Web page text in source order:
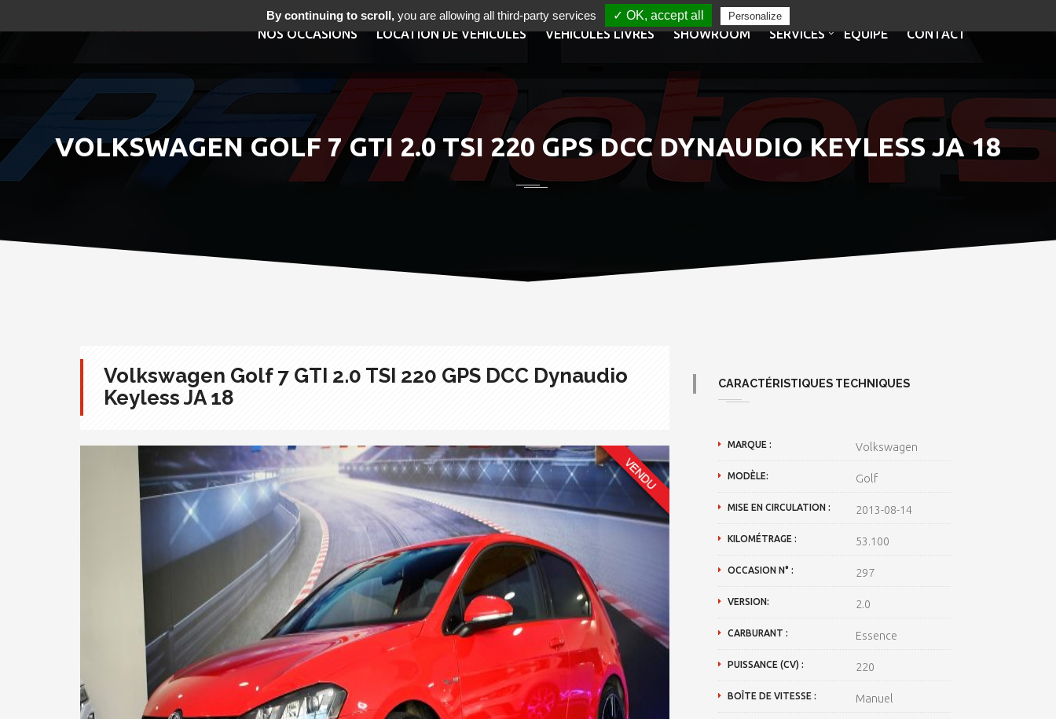
NOS OCCASIONS LOCATION DE VÉHICULES VÉHICULES LIVRÉS SHOWROOM SERVICES EQUIPE CONTACT
VOLKSWAGEN GOLF 7 GTI 2.0 TSI 220 GPS DCC DYNAUDIO KEYLESS JA 18
Volkswagen Golf 7 GTI 2.0 TSI 220 GPS DCC Dynaudio
Keyless JA 18
CARACTÉRISTIQUES TECHNIQUES
MARQUE : Volkswagen
MODÈLE: Golf
MISE EN CIRCULATION : 2013-08-14
KILOMÉTRAGE : 53.100
OCCASION N° : 297
VERSION: 2.0
CARBURANT : Essence
PUISSANCE (CV) : 220
BOÎTE DE VITESSE : Manuel
By continuing to scroll,you are allowing all third-party services ✓ OK, accept all Personalize